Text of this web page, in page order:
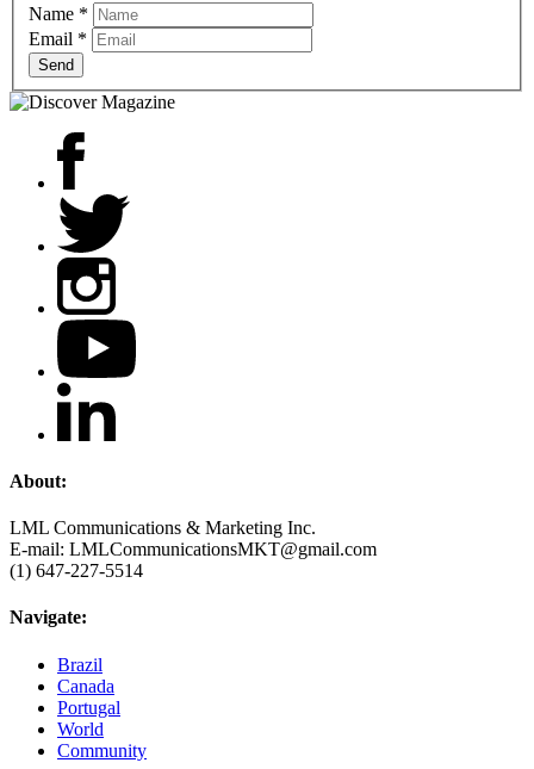
Name *
Email *
Send
About:
LML Communications & Marketing Inc.
E-mail: LMLCommunicationsMKT@gmail.com
(1) 647-227-5514
Navigate:
Brazil
Canada
Portugal
World
Community